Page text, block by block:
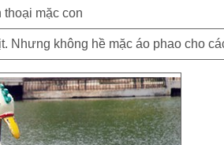
Nhưng không hề mặc áo phao cho